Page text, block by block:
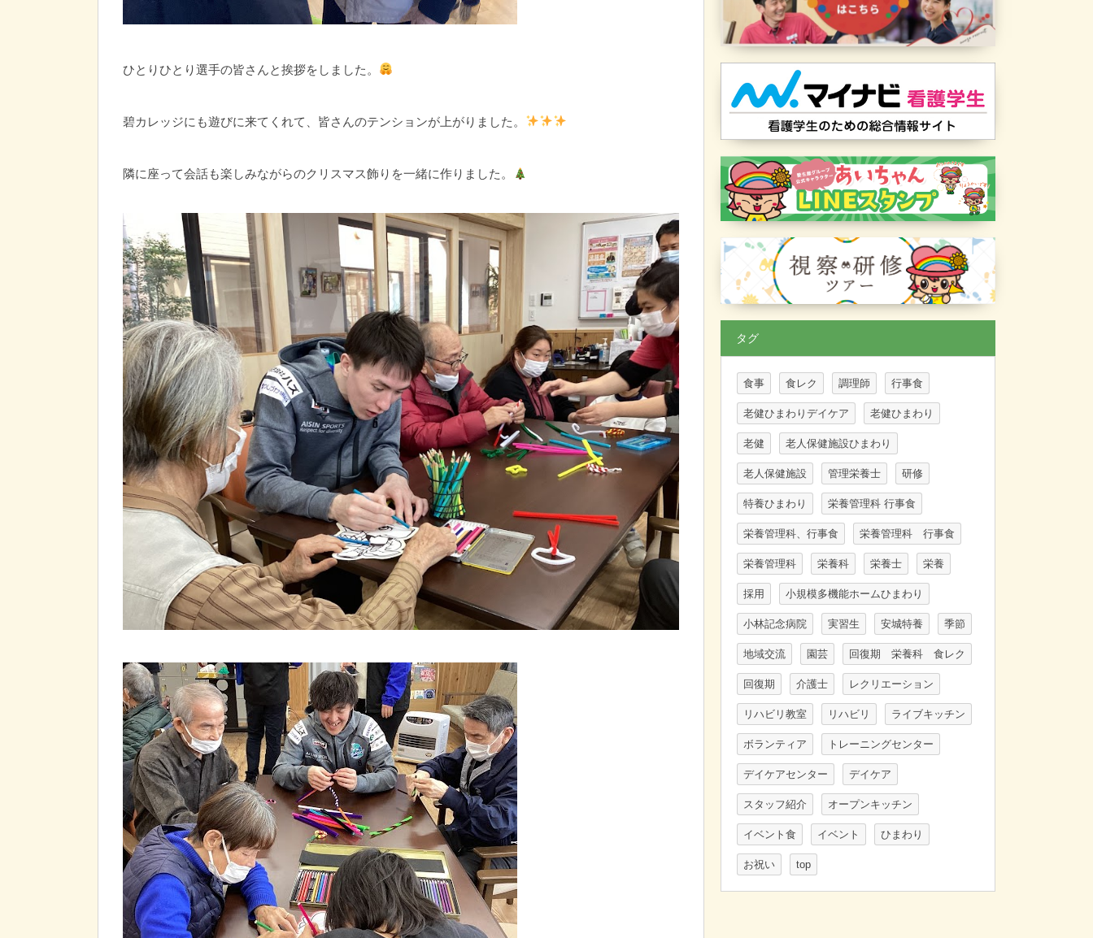
ひとりひとり選手の皆さんと挨拶をしました。
碧カレッジにも遊びに来てくれて、皆さんのテンションが上がりました。
隣に座って会話も楽しみながらのクリスマス飾りを一緒に作りました。
タグ
食事 食レク 調理師 行事食
老健ひまわりデイケア 老健ひまわり
老健 老人保健施設ひまわり
老人保健施設 管理栄養士 研修
特養ひまわり 栄養管理科 行事食
栄養管理科、行事食 栄養管理科 行事食
栄養管理科 栄養科 栄養士 栄養
採用 小規模多機能ホームひまわり
小林記念病院 実習生 安城特養 季節
地域交流 園芸 回復期 栄養科 食レク
回復期 介護士 レクリエーション
リハビリ教室 リハビリ ライブキッチン
ボランティア トレーニングセンター
デイケアセンター デイケア
スタッフ紹介 オープンキッチン
イベント食 イベント ひまわり
お祝い top